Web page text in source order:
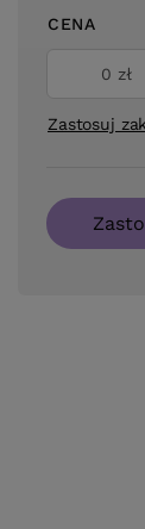
CENA
zł
Zastosuj